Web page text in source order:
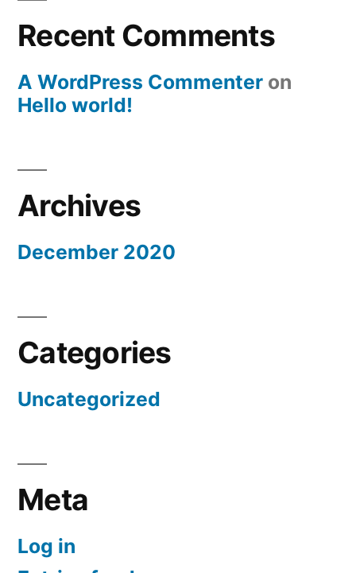
Recent Comments
A WordPress Commenter on
Hello world!
Archives
December 2020
Categories
Uncategorized
Meta
Log in